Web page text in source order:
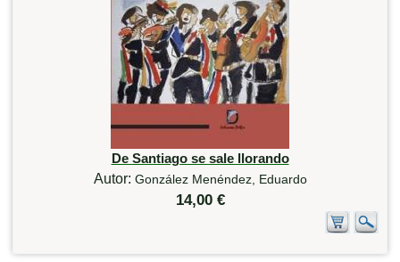
De Santiago se sale llorando
Autor: González Menéndez, Eduardo
14,00 €